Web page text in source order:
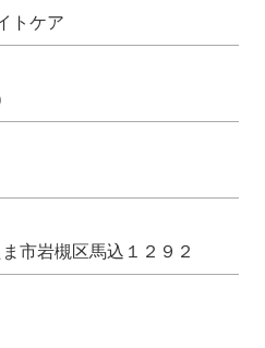
トケア
市岩槻区馬込１２９２